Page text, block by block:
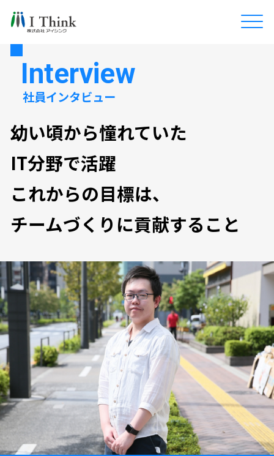
Interview
社員インタビュー
幼い頃から憧れていた
IT分野で活躍
これからの目標は、
チームづくりに貢献すること